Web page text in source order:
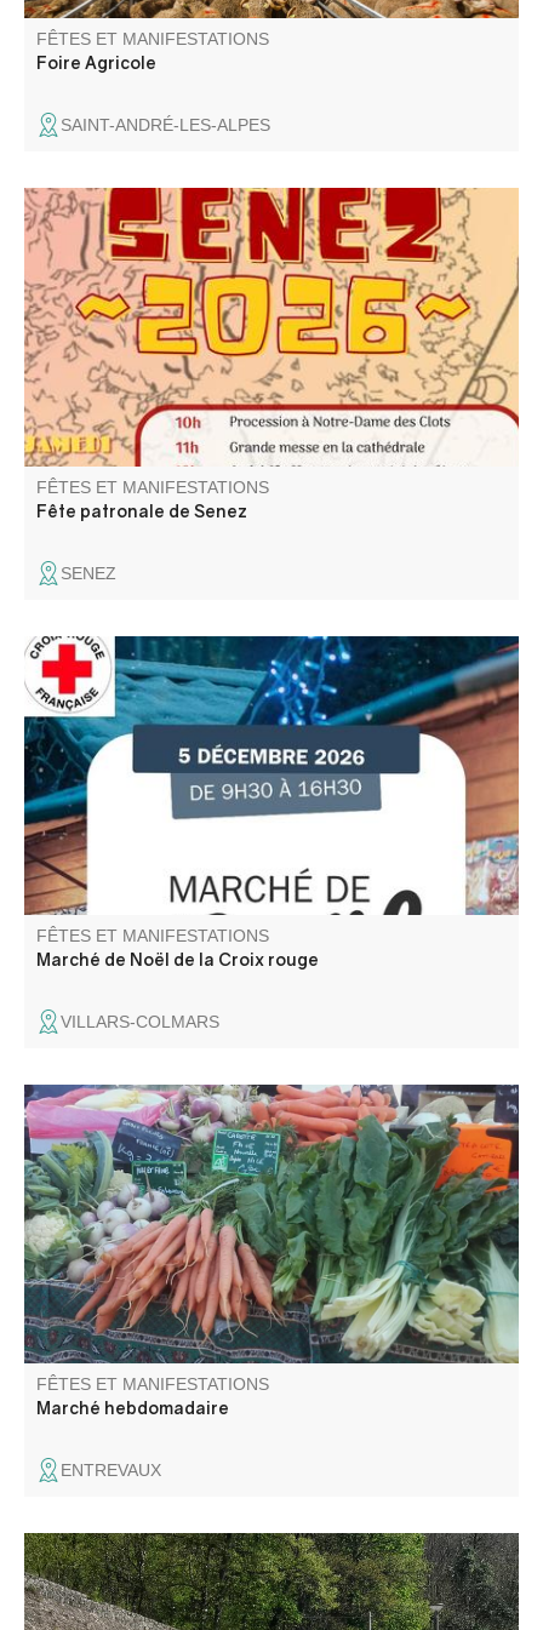
FÊTES ET MANIFESTATIONS
Foire Agricole
SAINT-ANDRÉ-LES-ALPES
Le comité des fêtes vous propose concours de boules,
messe, soirée animée, repas et son super feu d'artifice.
FÊTES ET MANIFESTATIONS
Fête patronale de Senez
SENEZ
Participez aux actions de la Croix Rouge Française locale
et venez rencontrer l'équipe des bénévoles. De bonnes
affaires sur le marché avant l'arrivée des fêtes.
FÊTES ET MANIFESTATIONS
Marché de Noël de la Croix rouge
VILLARS-COLMARS
Vous trouverez sur la place Louis Moreau un petit marché
avec des produits locaux.
FÊTES ET MANIFESTATIONS
Marché hebdomadaire
ENTREVAUX
A bord de d'un autorail de 1936, revivez l'ambiance des
"Michelines" ! A votre arrivée à Thorame, les associations